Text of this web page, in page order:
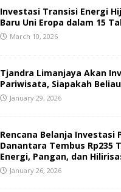
Investasi Transisi Energi
Baru Uni Eropa dalam 15
March 10, 2026
Tjandra Limanjaya Akan
Pariwisata, Siapakah
January 29, 2026
Rencana Belanja Investasi
Danantara Tembus Rp235
Energi, Pangan, dan
January 26, 2026